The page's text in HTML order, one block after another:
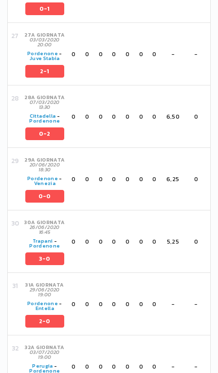
0-1
27A GIORNATA
03/03/2020
20:00
Pordenone -
Juve Stabia
2-1
0 0 0 0 0 0 0 - -
28A GIORNATA
07/03/2020
13:30
Cittadella -
Pordenone
0-2
0 0 0 0 0 0 0 6,50 0
29A GIORNATA
20/06/2020
18:30
Pordenone -
Venezia
0-0
0 0 0 0 0 0 0 6,25 0
30A GIORNATA
26/06/2020
16:45
Trapani -
Pordenone
3-0
0 0 0 0 0 0 0 5,25 0
31A GIORNATA
29/06/2020
19:00
Pordenone -
Entella
2-0
0 0 0 0 0 0 0 - -
32A GIORNATA
03/07/2020
19:00
Perugia -
Pordenone 0 0 0 0 0 0 0 - -